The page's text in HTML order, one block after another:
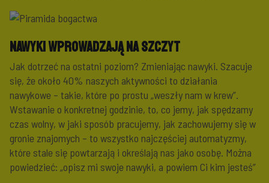
Nawyki wprowadzają na szczyt
Jak dotrzeć na ostatni poziom? Zmieniając nawyki. Szacuje
się, że około 40% naszych aktywności to działania
nawykowe – takie, które po prostu „weszły nam w krew”.
Wstawanie o konkretnej godzinie, to, co jemy, jak spędzamy
czas wolny, w jaki sposób pracujemy, jak zachowujemy się w
gronie znajomych – to wszystko najczęściej automatyzmy,
które stale się powtarzają i określają nas jako osobę. Można
powiedzieć: „opisz mi swoje nawyki, a powiem Ci kim jesteś”